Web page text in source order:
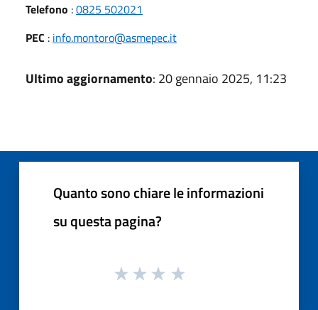
Telefono :0825 502021
PEC : info.montoro@asmepec.it
Ultimo aggiornamento: 20 gennaio 2025, 11:23
Quanto sono chiare le informazioni
su questa pagina?